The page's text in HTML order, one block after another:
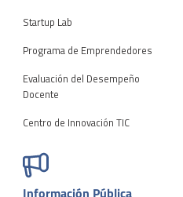
Startup Lab
Programa de Emprendedores
Evaluación del Desempeño
Docente
Centro de Innovación TIC